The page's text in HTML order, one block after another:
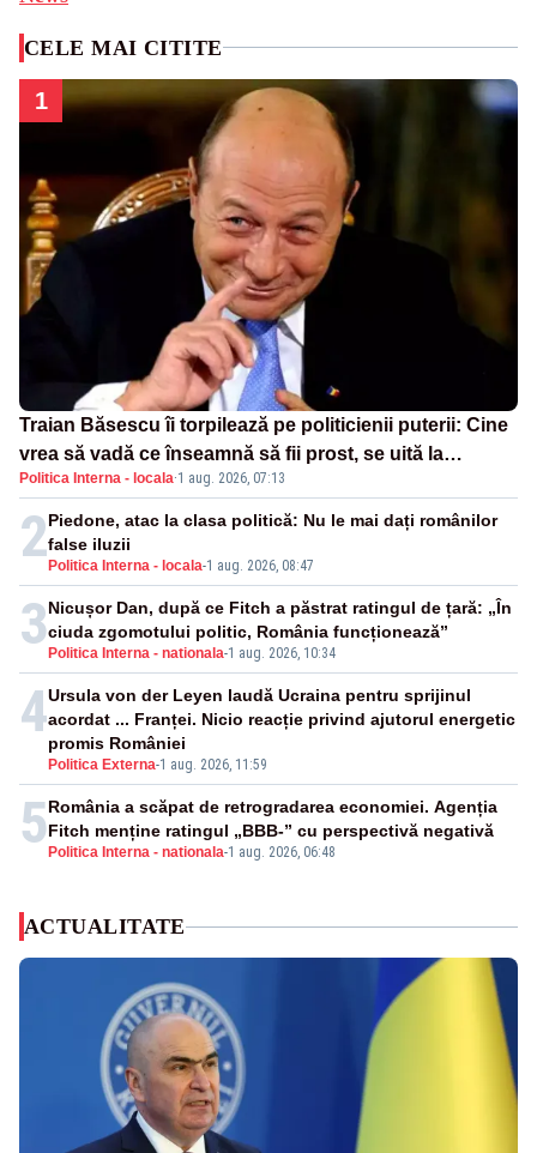
CELE MAI CITITE
1
Traian Băsescu îi torpilează pe politicienii puterii: Cine
vrea să vadă ce înseamnă să fii prost, se uită la
România
Politica Interna - locala·1 aug. 2026, 07:13
2 Politica Interna - locala-1 aug. 2026, 08:47
Piedone, atac la clasa politică: Nu le mai dați românilor
false iluzii
3 Politica Interna - nationala-1 aug. 2026, 10:34
Nicușor Dan, după ce Fitch a păstrat ratingul de țară: „În
ciuda zgomotului politic, România funcționează”
4
Politica Externa-1 aug. 2026, 11:59
Ursula von der Leyen laudă Ucraina pentru sprijinul
acordat ... Franței. Nicio reacție privind ajutorul energetic
promis României
5 Politica Interna - nationala-1 aug. 2026, 06:48
România a scăpat de retrogradarea economiei. Agenția
Fitch menține ratingul „BBB-” cu perspectivă negativă
ACTUALITATE